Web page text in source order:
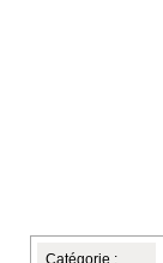
Catégorie :